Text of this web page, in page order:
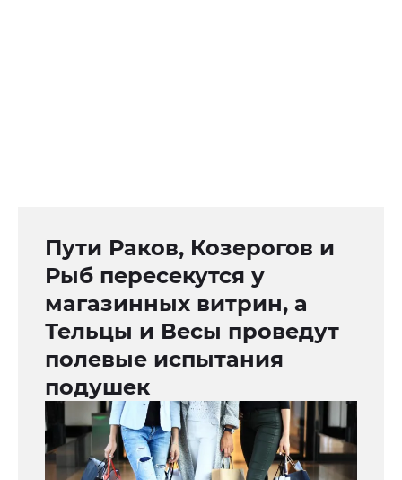
Пути Раков, Козерогов и
Рыб пересекутся у
магазинных витрин, а
Тельцы и Весы проведут
полевые испытания
подушек